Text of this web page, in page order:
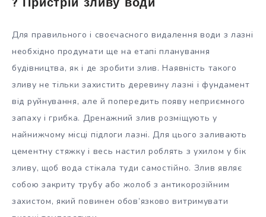
? Пристрій зливу води
Для правильного і своєчасного видалення води з лазні
необхідно продумати ще на етапі планування
будівництва, як і де зробити злив. Наявність такого
зливу не тільки захистить деревину лазні і фундамент
від руйнування, але й попередить появу неприємного
запаху і грибка. Дренажний злив розміщують у
найнижчому місці підлоги лазні. Для цього заливають
цементну стяжку і весь настил роблять з ухилом у бік
зливу, щоб вода стікала туди самостійно. Злив являє
собою закриту трубу або жолоб з антикорозійним
захистом, який повинен обов’язково витримувати